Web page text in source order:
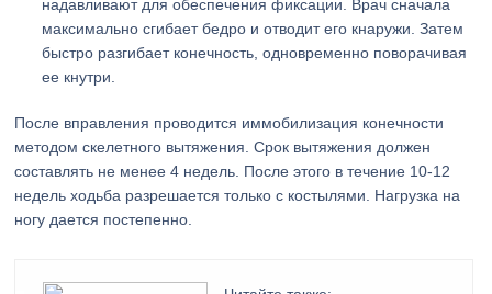
надавливают для обеспечения фиксации. Врач сначала
максимально сгибает бедро и отводит его кнаружи. Затем
быстро разгибает конечность, одновременно поворачивая
ее кнутри.
После вправления проводится иммобилизация конечности
методом скелетного вытяжения. Срок вытяжения должен
составлять не менее 4 недель. После этого в течение 10-12
недель ходьба разрешается только с костылями. Нагрузка на
ногу дается постепенно.